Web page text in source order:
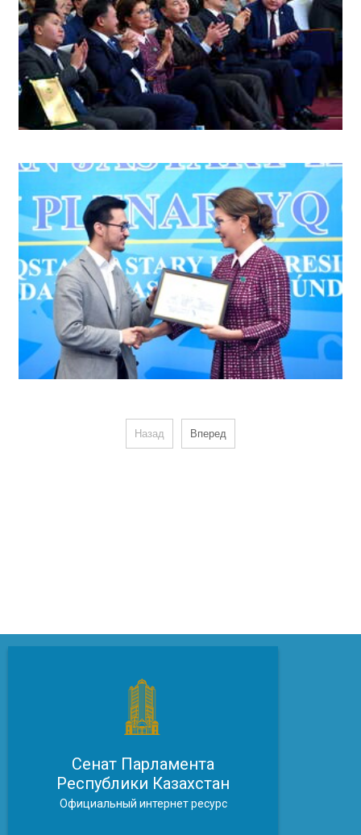
Назад Вперед
Сенат Парламента
Республики Казахстан
Официальный интернет ресурс